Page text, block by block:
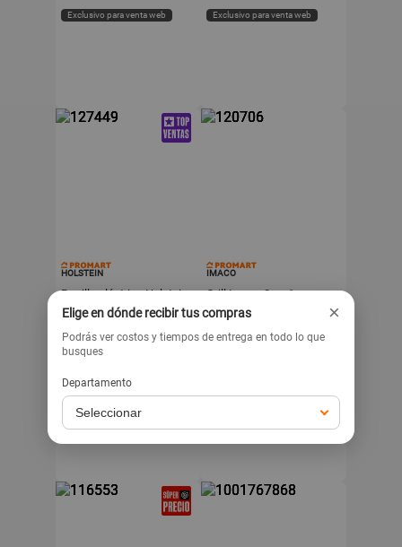
Exclusivo para venta web Exclusivo para venta web
HOLSTEIN
Parrilla eléctrica Holstein
s/ 99 -33%
s/ 109
Retira hoy
IMACO
Grill Imaco 2 en 1
extendible IG1016
Elige en dónde recibir tus compras ×
Podrás ver costos y tiempos de entrega en todo lo que
busques
Departamento